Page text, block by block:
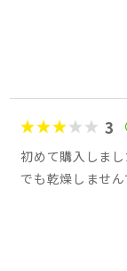
3
初めて購入しま
でも乾燥しません